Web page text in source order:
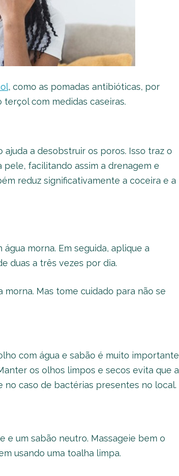
, como as pomadas antibióticas, por
com medidas caseiras.
a desobstruir os poros. Isso traz o
facilitando assim a drenagem e
reduz significativamente a coceira e a
morna. Em seguida, aplique a
duas a três vezes por dia.
Mas tome cuidado para não se
com água e sabão é muito importante
os olhos limpos e secos evita que a
caso de bactérias presentes no local.
e um sabão neutro. Massageie bem o
usando uma toalha limpa.